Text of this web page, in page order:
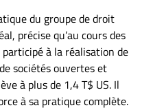
du groupe de droit
précise qu’au cours des
à la réalisation de
sociétés ouvertes et
à plus de 1,4 T$ US. Il
à sa pratique complète.